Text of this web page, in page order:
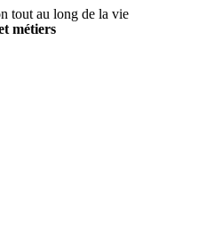
tout au long de la vie
métiers